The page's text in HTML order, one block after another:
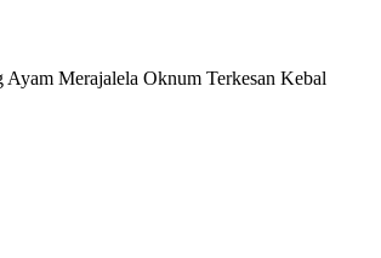
Ayam Merajalela Oknum Terkesan Kebal